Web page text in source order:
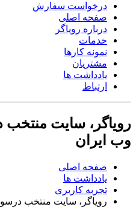
درخواست سفارش
صفحه اصلی
درباره رویاگر
خدمات
نمونه کارها
مشتریان
یادداشت ها
ارتباط
رویاگر، سایت
وب ایران
صفحه اصلی
یادداشت ها
تجربه کاربری
رویاگر، سایت منتخب